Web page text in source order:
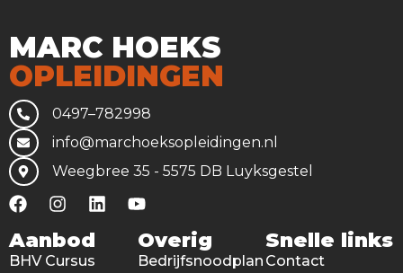
MARC HOEKS
OPLEIDINGEN
0497–782998
info@marchoeksopleidingen.nl
Weegbree 35 - 5575 DB Luyksgestel
Aanbod
BHV Cursus
Overig
Bedrijfsnoodplan
Snelle links
Contact